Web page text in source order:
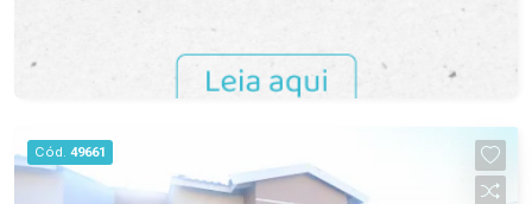
Cód. 49661